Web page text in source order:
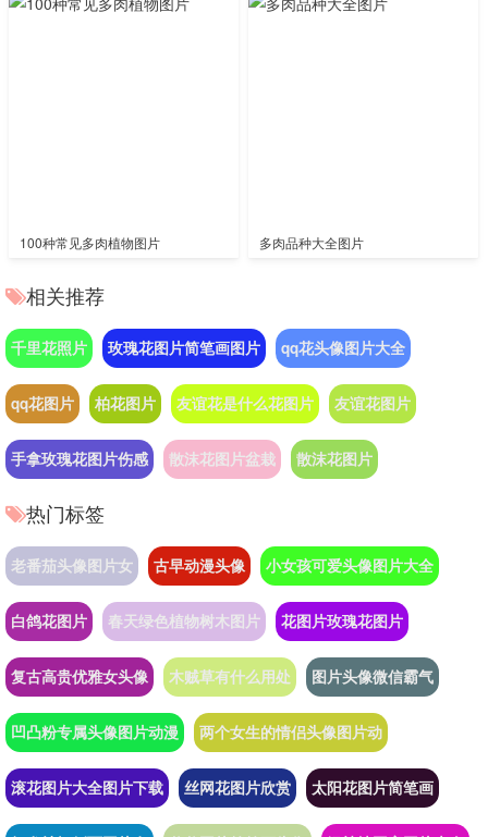
100种常见多肉植物图片 多肉品种大全图片
相关推荐
千里花照片 玫瑰花图片简笔画图片 qq花头像图片大全
qq花图片 柏花图片 友谊花是什么花图片 友谊花图片
手拿玫瑰花图片伤感 散沫花图片盆栽 散沫花图片
热门标签
老番茄头像图片女 古早动漫头像 小女孩可爱头像图片大全
白鸽花图片 春天绿色植物树木图片 花图片玫瑰花图片
复古高贵优雅女头像 木贼草有什么用处 图片头像微信霸气
凹凸粉专属头像图片动漫 两个女生的情侣头像图片动
滚花图片大全图片下载 丝网花图片欣赏 太阳花图片简笔画